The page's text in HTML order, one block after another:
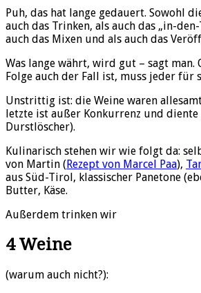
Puh, das hat lange gedauert. Sowohl
auch das Trinken, als auch das „in-
auch das Mixen und als auch das
Was lange währt, wird gut – sagt man.
Folge auch der Fall ist, muss jeder für
Unstrittig ist: die Weine waren
letzte ist außer Konkurrenz und
Durstlöscher).
Kulinarisch stehen wir wie folgt da:
von Martin (Rezept von Marcel Paa),
aus Süd-Tirol, klassischer Panetone
Butter, Käse.
Außerdem trinken wir
4 Weine
(warum auch nicht?):